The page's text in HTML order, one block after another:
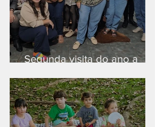
Segunda visita do ano a